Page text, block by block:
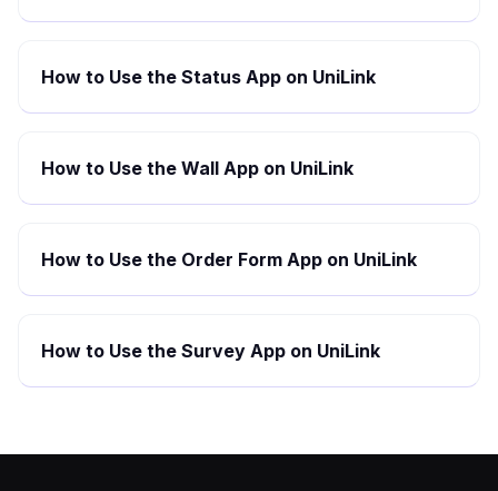
How to Use the Status App on UniLink
How to Use the Wall App on UniLink
How to Use the Order Form App on UniLink
How to Use the Survey App on UniLink